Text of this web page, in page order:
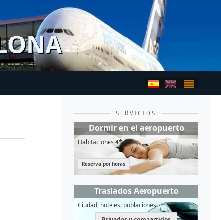
SERVICIOS
Dormir en el aeropuerto
Habitaciones4*
Reserva por horas
Traslados Aeropuerto
Ciudad, hoteles, poblaciones